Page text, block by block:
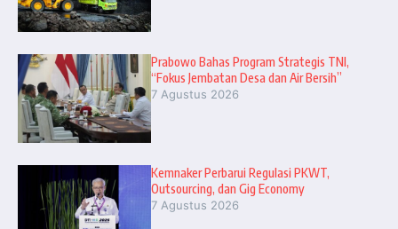
Prabowo Bahas Program Strategis TNI,
“Fokus Jembatan Desa dan Air Bersih”
7 Agustus 2026
Kemnaker Perbarui Regulasi PKWT,
Outsourcing, dan Gig Economy
7 Agustus 2026